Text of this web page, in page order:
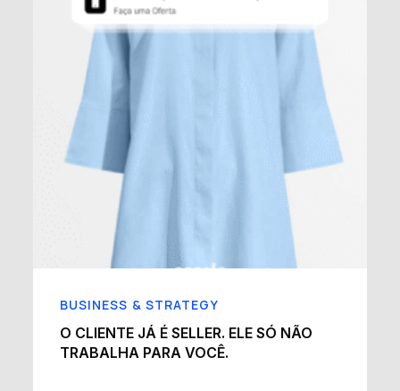
BUSINESS & STRATEGY
O CLIENTE JÁ É SELLER. ELE SÓ NÃO
TRABALHA PARA VOCÊ.